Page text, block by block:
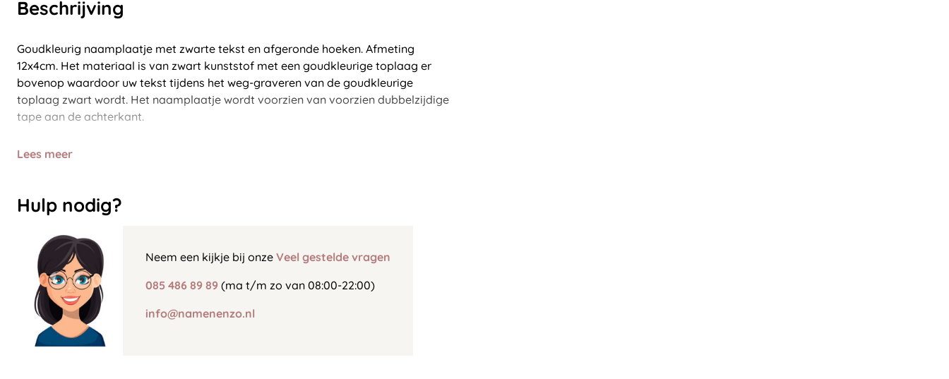
Beschrijving
Goudkleurig naamplaatje met zwarte tekst en afgeronde hoeken. Afmeting
12x4cm. Het materiaal is van zwart kunststof met een goudkleurige toplaag er
bovenop waardoor uw tekst tijdens het weg-graveren van de goudkleurige
toplaag zwart wordt. Het naamplaatje wordt voorzien van voorzien dubbelzijdige
tape aan de achterkant.
Lees meer
Hulp nodig?
Neem een kijkje bij onze Veel gestelde vragen
085 486 89 89 (ma t/m zo van 08:00-22:00)
info@namenenzo.nl